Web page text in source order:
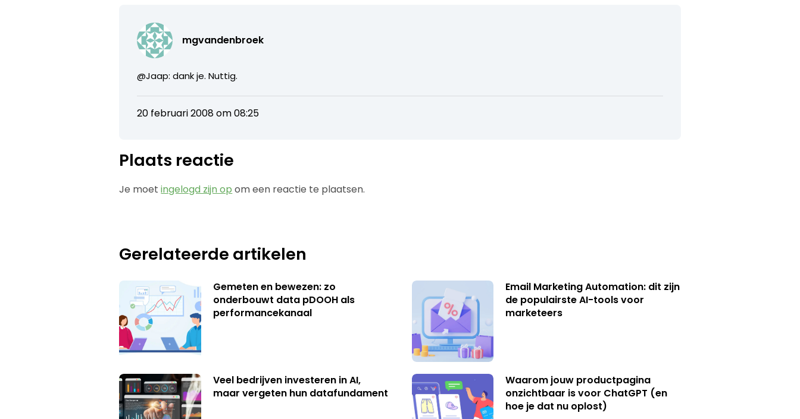
mgvandenbroek
@Jaap: dank je. Nuttig.
20 februari 2008 om 08:25
Plaats reactie
Je moetingelogd zijn op om een reactie te plaatsen.
Gerelateerde artikelen
Gemeten en bewezen: zo
onderbouwt data pDOOH als
performancekanaal
Email Marketing Automation: dit zijn
de populairste AI-tools voor
marketeers
Veel bedrijven investeren in AI,
maar vergeten hun datafundament
Waarom jouw productpagina
onzichtbaar is voor ChatGPT (en
hoe je dat nu oplost)